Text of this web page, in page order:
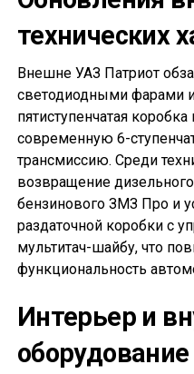
технических
Внешне УАЗ Патриот
светодиодными фарами
пятиступенчатая
современную 6-
трансмиссию. Среди
возвращение
бензинового ЗМЗ Про и
раздаточной коробки с
мультитач-шайбу, что
функциональность
Интерьер и
оборудование